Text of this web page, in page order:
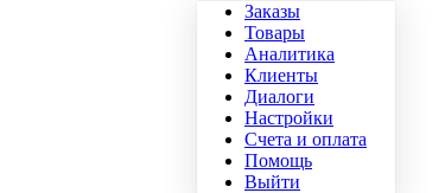
Заказы
Товары
Аналитика
Клиенты
Диалоги
Настройки
Счета и оплата
Помощь
Выйти